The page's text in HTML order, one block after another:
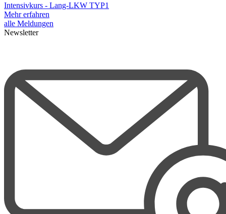
Intensivkurs - Lang-LKW TYP1
Mehr erfahren
alle Meldungen
Newsletter